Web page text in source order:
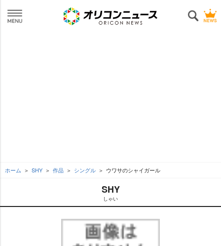
ホーム SHY 作品 シングル ウワサのシャイガール
SHY
しゃい